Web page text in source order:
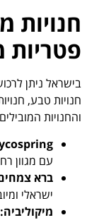
חנויות
בישראל ניתן
חנויות טבע,
והחנויות
עם מגוון
ברא
ישראלי
מיקוליביה: